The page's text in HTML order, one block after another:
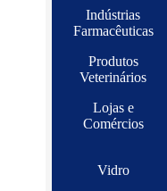
Indústrias
Farmacêuticas
Produtos
Veterinários
Lojas e
Comércios
Vidro